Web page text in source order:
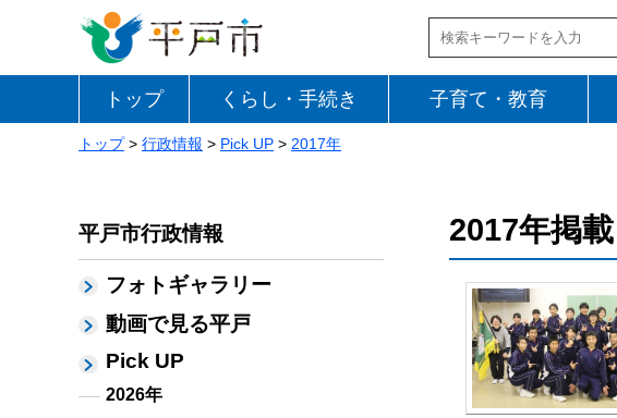
トップ くらし・手続き 子育て・教育
トップ> 行政情報 > Pick UP > 2017年
平戸市行政情報
フォトギャラリー
動画で見る平戸
Pick UP
2026年
2017年掲載